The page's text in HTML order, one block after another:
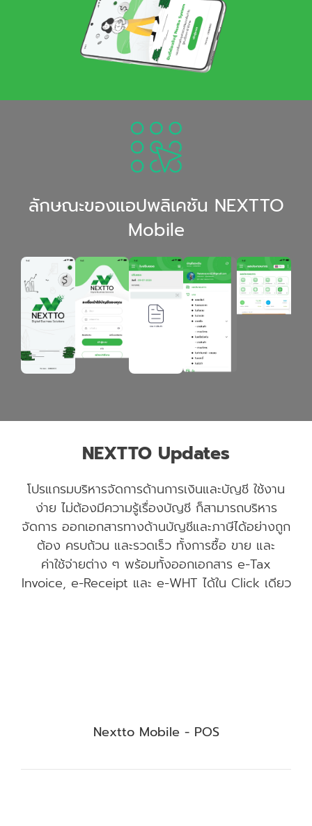
ลักษณะของแอปพลิเคชัน NEXTTO
Mobile
NEXTTO Updates
โปรแกรมบริหารจัดการด้านการเงินและบัญชี ใช้งาน
ง่าย ไม่ต้องมีความรู้เรื่องบัญชี ก็สามารถบริหาร
จัดการ ออกเอกสารทางด้านบัญชีและภาษีได้อย่างถูก
ต้อง ครบถ้วน และรวดเร็ว ทั้งการซื้อ ขาย และ
ค่าใช้จ่ายต่าง ๆ พร้อมทั้งออกเอกสาร e-Tax
Invoice, e-Receipt และ e-WHT ได้ใน Click เดียว
Nextto Mobile - POS